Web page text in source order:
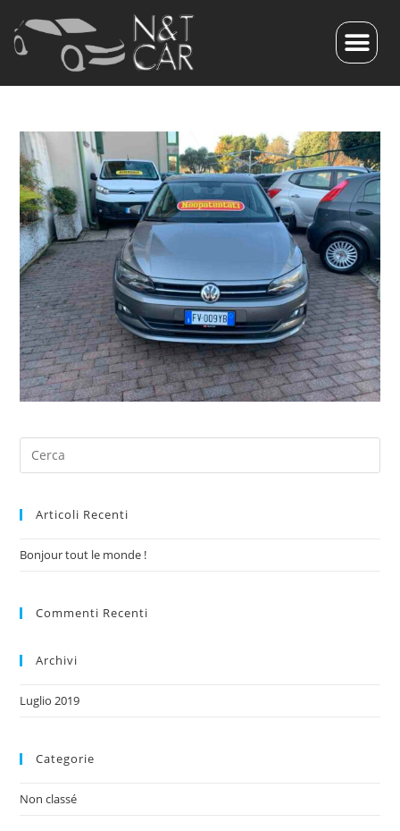
Articoli Recenti
Bonjour tout le monde !
Commenti Recenti
Archivi
Luglio 2019
Categorie
Non classé